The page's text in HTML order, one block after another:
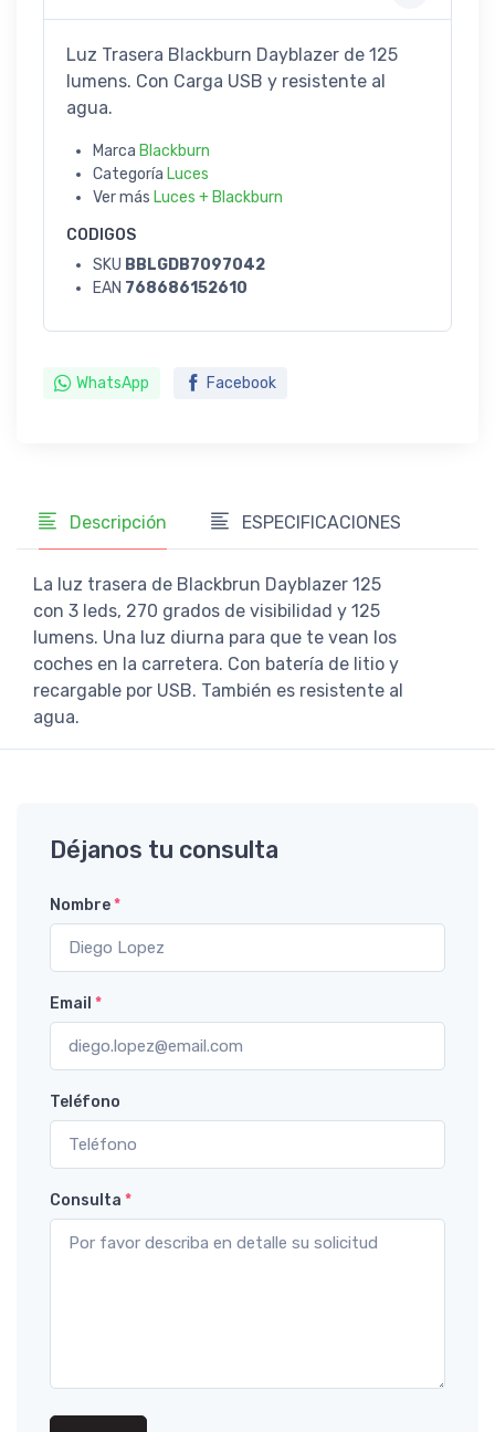
Luz Trasera Blackburn Dayblazer de 125
lumens. Con Carga USB y resistente al
agua.
Marca Blackburn
Categoría Luces
Ver más Luces + Blackburn
CODIGOS
SKU BBLGDB7097042
EAN 768686152610
WhatsApp Facebook
Descripción ESPECIFICACIONES
La luz trasera de Blackbrun Dayblazer 125
con 3 leds, 270 grados de visibilidad y 125
lumens. Una luz diurna para que te vean los
coches en la carretera. Con batería de litio y
recargable por USB. También es resistente al
agua.
Déjanos tu consulta
Nombre*
Email *
Teléfono
Consulta *